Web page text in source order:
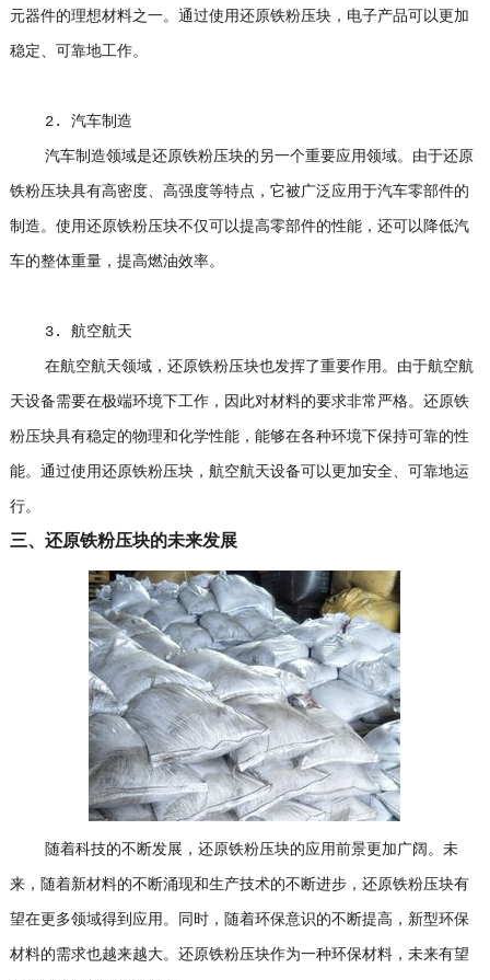
元器件的理想材料之一。通过使用还原铁粉压块，电子产品可以更加
稳定、可靠地工作。
2. 汽车制造
汽车制造领域是还原铁粉压块的另一个重要应用领域。由于还原
铁粉压块具有高密度、高强度等特点，它被广泛应用于汽车零部件的
制造。使用还原铁粉压块不仅可以提高零部件的性能，还可以降低汽
车的整体重量，提高燃油效率。
3. 航空航天
在航空航天领域，还原铁粉压块也发挥了重要作用。由于航空航
天设备需要在极端环境下工作，因此对材料的要求非常严格。还原铁
粉压块具有稳定的物理和化学性能，能够在各种环境下保持可靠的性
能。通过使用还原铁粉压块，航空航天设备可以更加安全、可靠地运
行。
三、还原铁粉压块的未来发展
随着科技的不断发展，还原铁粉压块的应用前景更加广阔。未
来，随着新材料的不断涌现和生产技术的不断进步，还原铁粉压块有
望在更多领域得到应用。同时，随着环保意识的不断提高，新型环保
材料的需求也越来越大。还原铁粉压块作为一种环保材料，未来有望